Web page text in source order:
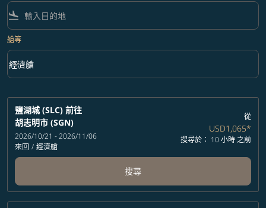
flight_land
艙等
艙等 option 經濟艙 Selected
經濟艙
keyboard_arrow_down
鹽湖城 (SLC) 前往
胡志明市 (SGN)
2026/10/21 - 2026/11/06
來回 / 經濟艙
從
USD1,065*
搜尋於： 10 小時 之前
搜尋